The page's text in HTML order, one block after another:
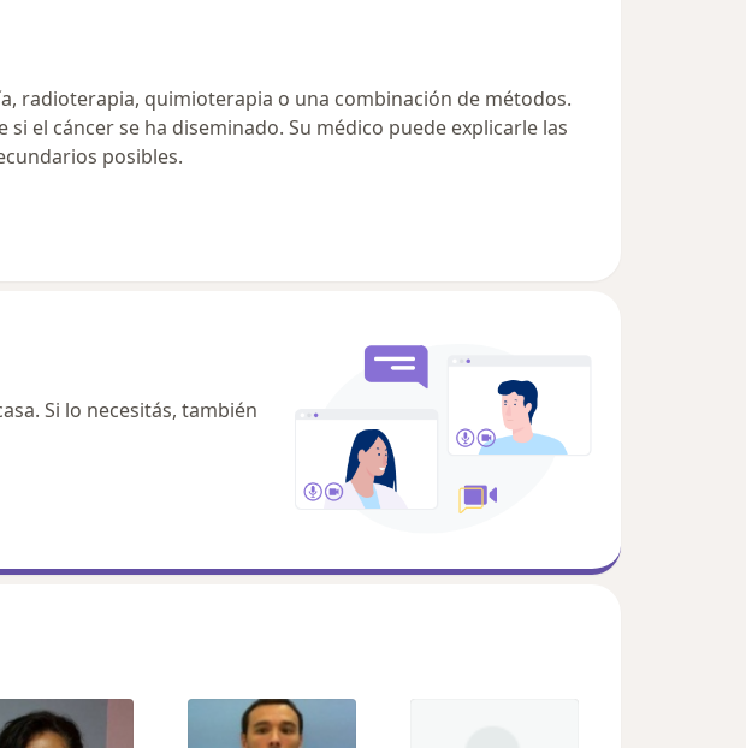
radioterapia, quimioterapia o una combinación de métodos.
el cáncer se ha diseminado. Su médico puede explicarle las
posibles.
Si lo necesitás, también